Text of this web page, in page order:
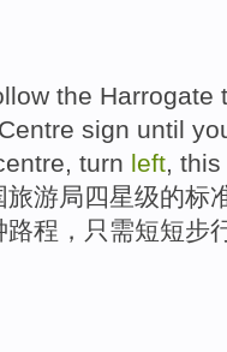
the Harrogate
Centre sign until
turn left ,
游局四星级的标
路程 ，只需短短步